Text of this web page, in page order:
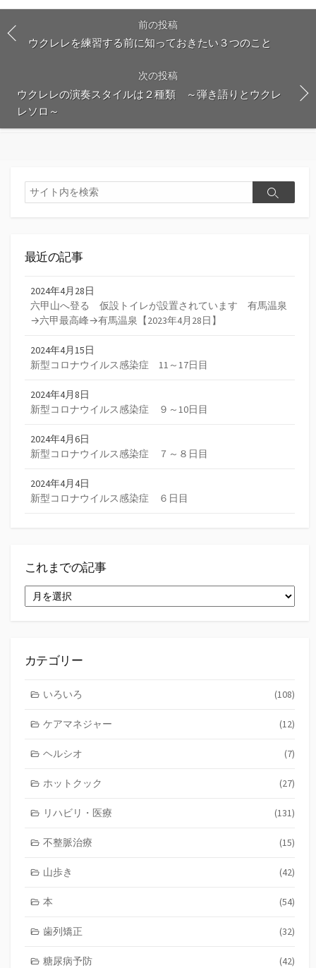
前の投稿
ウクレレを練習する前に知っておきたい３つのこと
次の投稿
ウクレレの演奏スタイルは２種類 ～弾き語りとウクレ
レソロ～
検
索
検
最近の記事
2024年4月28日
六甲山へ登る 仮設トイレが設置されています 有馬温泉
→六甲最高峰→有馬温泉【2023年4月28日】
2024年4月15日
新型コロナウイルス感染症 11～17日目
2024年4月8日
新型コロナウイルス感染症 ９～10日目
2024年4月6日
新型コロナウイルス感染症 ７～８日目
2024年4月4日
新型コロナウイルス感染症 ６日目
これまでの記事
れ
記
カテゴリー
いろいろ (108)
ケアマネジャー (12)
ヘルシオ (7)
ホットクック (27)
リハビリ・医療 (131)
不整脈治療 (15)
山歩き (42)
本 (54)
歯列矯正 (32)
糖尿病予防 (42)